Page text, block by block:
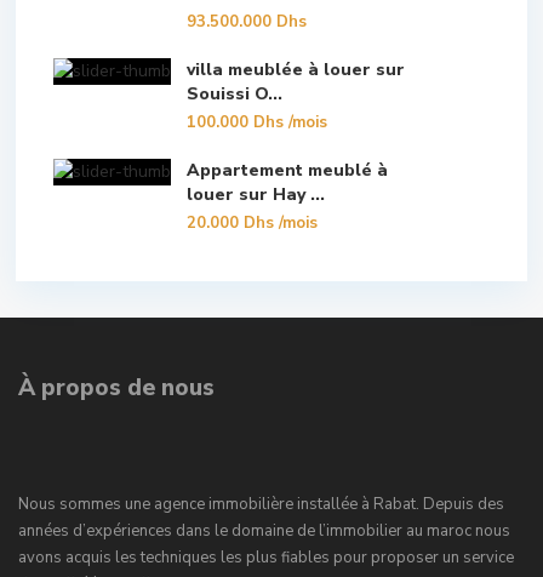
93.500.000 Dhs
villa meublée à louer sur
Souissi O...
100.000 Dhs/mois
Appartement meublé à
louer sur Hay ...
20.000 Dhs/mois
À propos de nous
Nous sommes une agence immobilière installée à Rabat. Depuis des
années d’expériences dans le domaine de l’immobilier au maroc nous
avons acquis les techniques les plus fiables pour proposer un service